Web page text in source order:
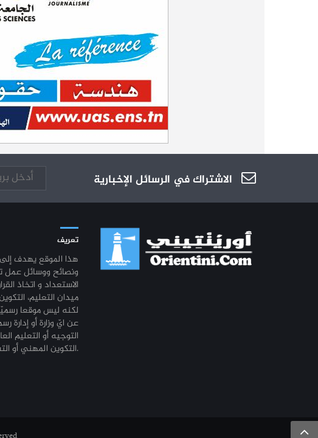
الاشتراك في الرسائل الإخبارية
تعريف
هذا الموقع يهدف
ونصائح ووسائل
الاستعداد و اتخاذ
ميدان التعليم،
لكنه ليس موقعا
عن ايّ وزارة أو
التوجيه أو التعليم
التكوين المهني أو التشغيل.